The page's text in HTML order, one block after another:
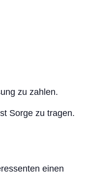
zu zahlen.
Sorge zu tragen.
einen